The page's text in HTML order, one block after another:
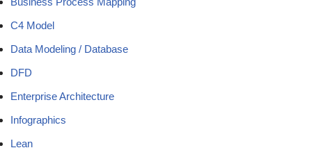
C4 Model
Data Modeling / Database
DFD
Enterprise Architecture
Infographics
Lean